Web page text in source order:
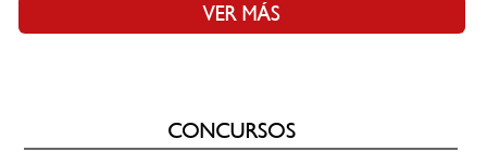
VER MÁS
CONCURSOS